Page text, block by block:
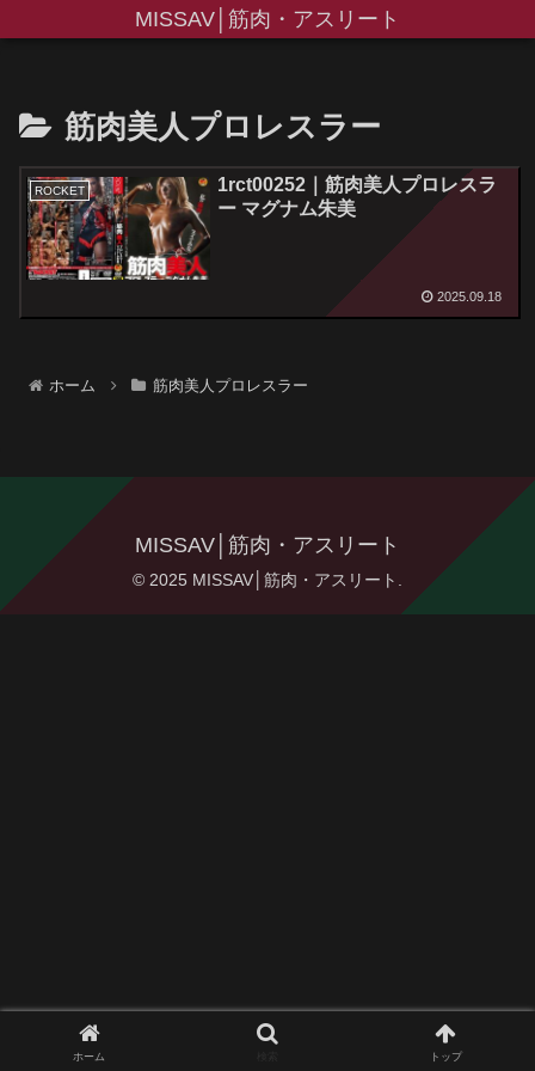
MISSAV│筋肉・アスリート
筋肉美人プロレスラー
ROCKET
1rct00252｜筋肉美人プロレスラ
ー マグナム朱美
2025.09.18
ホーム 筋肉美人プロレスラー
MISSAV│筋肉・アスリート
© 2025 MISSAV│筋肉・アスリート.
ホーム トップ